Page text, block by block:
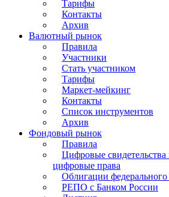
Тарифы
Контакты
Архив
Валютный рынок
Правила
Участники
Стать участником
Тарифы
Маркет-мейкинг
Контакты
Список инструментов
Архив
Фондовый рынок
Правила
Цифровые
цифровые права
Облигации федерального
РЕПО с Банком России